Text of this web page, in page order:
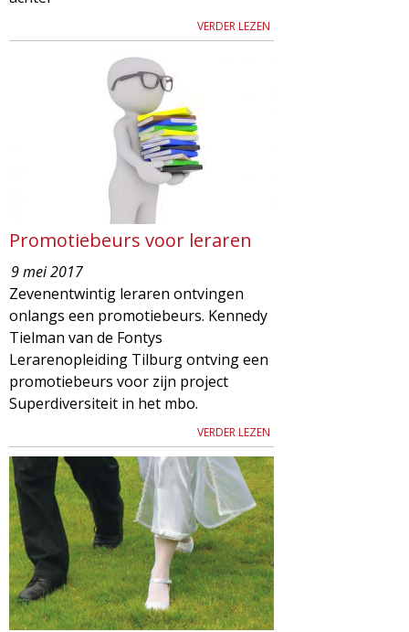
VERDER LEZEN
Promotiebeurs voor leraren
9 mei 2017
Zevenentwintig leraren ontvingen
onlangs een promotiebeurs. Kennedy
Tielman van de Fontys
Lerarenopleiding Tilburg ontving een
promotiebeurs voor zijn project
Superdiversiteit in het mbo.
VERDER LEZEN